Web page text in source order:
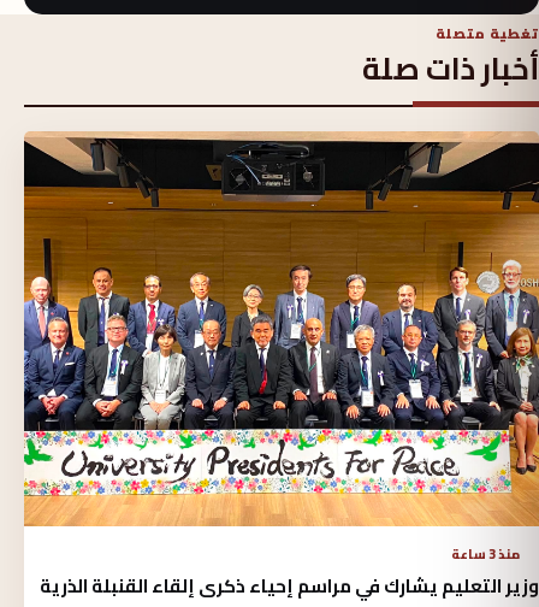
تغطية متصلة
أخبار ذات صلة
منذ 3 ساعة
وزير التعليم يشارك في مراسم إحياء ذكرى إلقاء القنبلة الذرية